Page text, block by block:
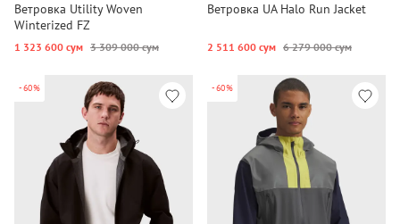
Ветровка Utility Woven
Winterized FZ
1 323 600 сум 3 309 000 сум
Ветровка UA Halo Run Jacket
2 511 600 сум 6 279 000 сум
-60% -60%